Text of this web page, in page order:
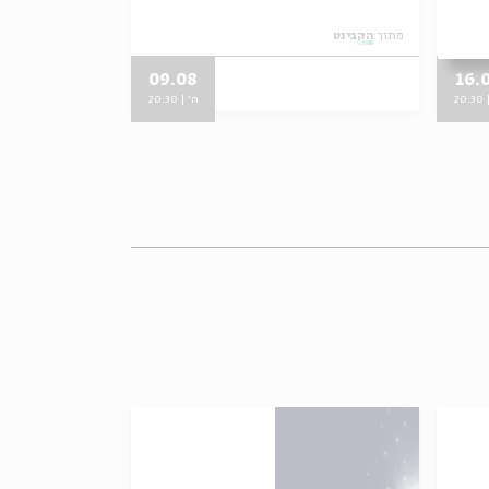
מתוך:הקבינט
09.08
ה' | 20:30